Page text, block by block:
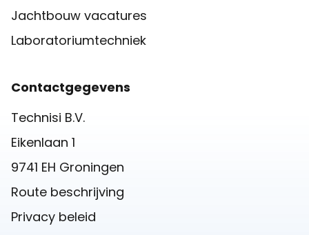
Jachtbouw vacatures
Laboratoriumtechniek
Contactgegevens
Technisi B.V.
Eikenlaan 1
9741 EH Groningen
Route beschrijving
Privacy beleid